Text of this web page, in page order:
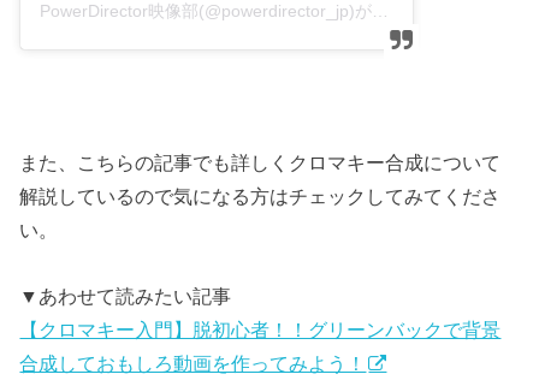
また、こちらの記事でも詳しくクロマキー合成について
解説しているので気になる方はチェックしてみてくださ
い。
▼あわせて読みたい記事
【クロマキー入門】脱初心者！！グリーンバックで背景
合成しておもしろ動画を作ってみよう！